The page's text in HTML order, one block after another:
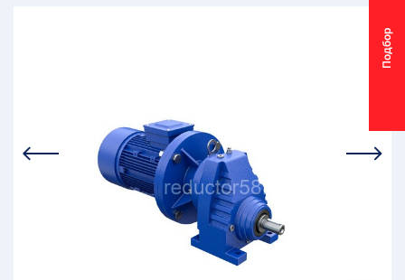
П
о
д
б
о
р
м
о
т
о
р
-
р
е
д
у
к
т
о
р